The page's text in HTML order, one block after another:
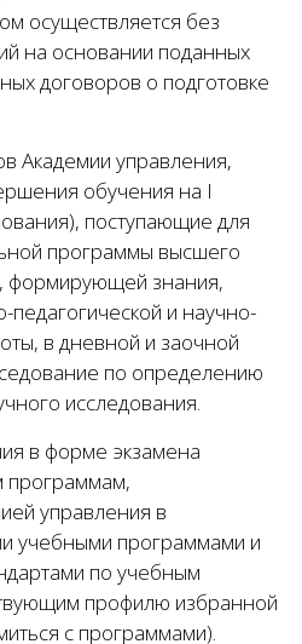
осуществляется без
на основании поданных
договоров о подготовке
Академии управления,
обучения на I
поступающие для
программы высшего
формирующей знания,
и научно-
в дневной и заочной
по определению
исследования.
в форме экзамена
программам,
управления в
учебными программами и
по учебным
профилю избранной
с программами).